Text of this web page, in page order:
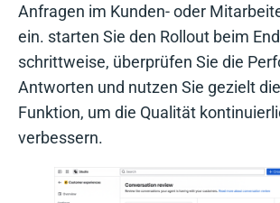
Anfragen im Kunden- oder
ein. starten Sie den Rollout beim
schrittweise, überprüfen Sie die
Antworten und nutzen Sie gezielt
Funktion, um die Qualität
verbessern.